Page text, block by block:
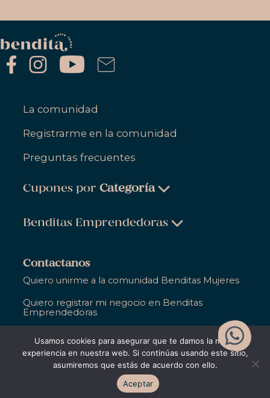
La comunidad
Registrarme en la comunidad
Preguntas frecuentes
Cupones porCategoría
Salud & Bienestar
Hogar
Gastronomía
Entretenimiento
Educación
Apoyo Empresarial
Benditas Emprendedoras
Salud & Bienestar
Hogar
Gastronomía
Entretenimiento
Contactanos
Quiero unirme a la comunidad Benditas Mujeres
Quiero registrar mi negocio en Benditas
Emprendedoras
Bendita Entre Todas. Todos los derechos
reservados
Usamos cookies para asegurar que te damos la mejor
experiencia en nuestra web. Si continúas usando este sitio,
asumiremos que estás de acuerdo con ello.
Aceptar